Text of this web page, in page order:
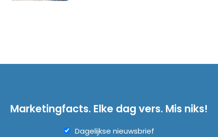
Marketingfacts. Elke dag vers. Mis niks!
Dagelijkse nieuwsbrief